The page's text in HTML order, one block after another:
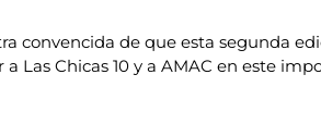
convencida de que esta segunda
Las Chicas 10 y a AMAC en este